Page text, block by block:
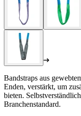
Bandstraps aus
Enden, verstärkt, um
bieten.
Branchenstandard.